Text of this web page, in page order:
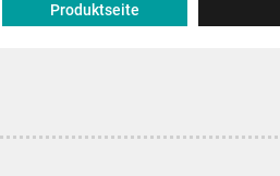
Produktseite